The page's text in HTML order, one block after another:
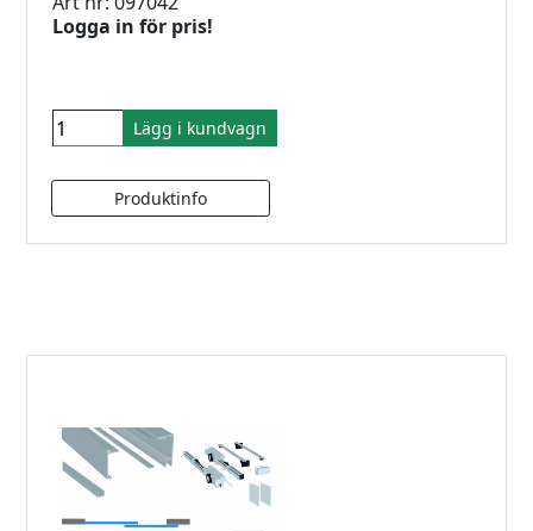
Logga in för pris!
Lägg i kundvagn